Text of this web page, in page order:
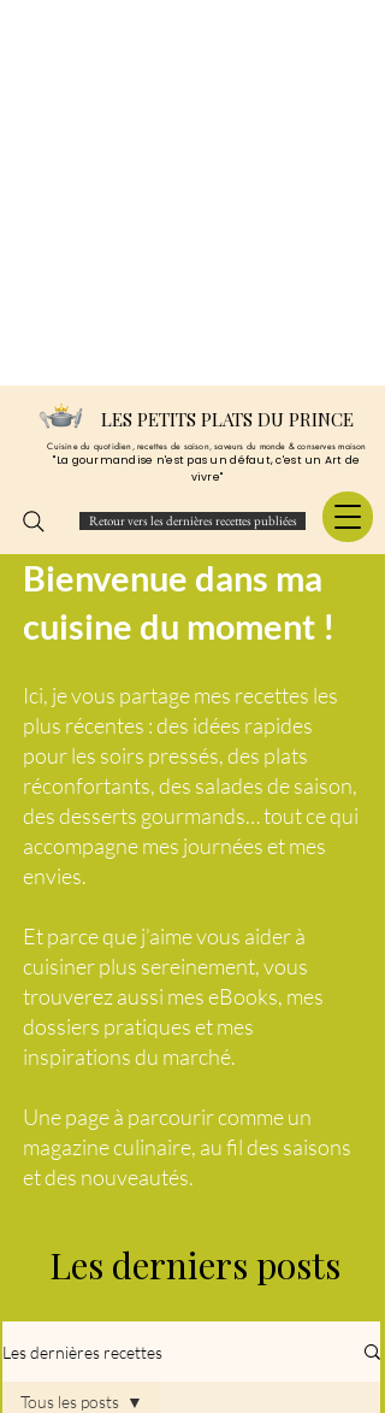
LES PETITS PLATS DU PRINCE
Cuisine du quotidien, recettes de saison, saveurs du monde & conserves maison
"La gourmandise n'est pas un défaut, c'est un Art de
vivre"
Retour vers les dernières recettes publiées
Bienvenue dans ma
cuisine du moment !
Ici, je vous partage mes recettes les
plus récentes : des idées rapides
pour les soirs pressés, des plats
réconfortants, des salades de saison,
des desserts gourmands… tout ce qui
accompagne mes journées et mes
envies.
Et parce que j’aime vous aider à
cuisiner plus sereinement, vous
trouverez aussi mes eBooks, mes
dossiers pratiques et mes
inspirations du marché.
Une page à parcourir comme un
magazine culinaire, au fil des saisons
et des nouveautés.
Les derniers posts
Les dernières recettes
Tous les posts